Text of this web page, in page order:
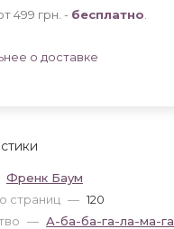
Френк Баум
страниц — 120
— А-ба-ба-га-ла-ма-га
499 грн. - бесплатно
о доставке